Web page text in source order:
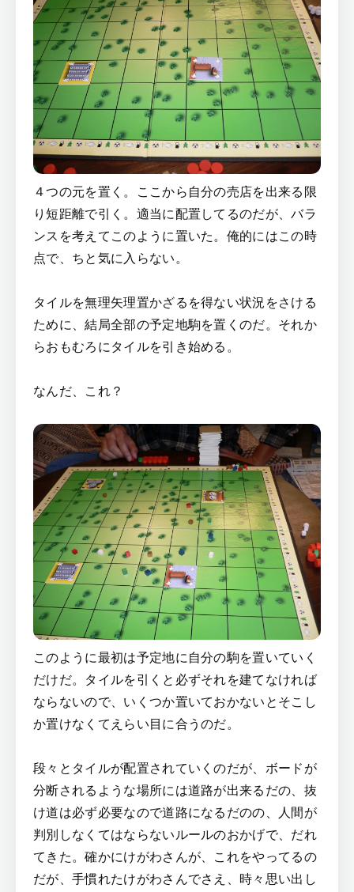
４つの元を置く。ここから自分の売店を出来る限
り短距離で引く。適当に配置してるのだが、バラ
ンスを考えてこのように置いた。俺的にはこの時
点で、ちと気に入らない。
タイルを無理矢理置かざるを得ない状況をさける
ために、結局全部の予定地駒を置くのだ。それか
らおもむろにタイルを引き始める。
なんだ、これ？
このように最初は予定地に自分の駒を置いていく
だけだ。タイルを引くと必ずそれを建てなければ
ならないので、いくつか置いておかないとそこし
か置けなくてえらい目に合うのだ。
段々とタイルが配置されていくのだが、ボードが
分断されるような場所には道路が出来るだの、抜
け道は必ず必要なので道路になるだのの、人間が
判別しなくてはならないルールのおかげで、だれ
てきた。確かにけがわさんが、これをやってるの
だが、手慣れたけがわさんでさえ、時々思い出し